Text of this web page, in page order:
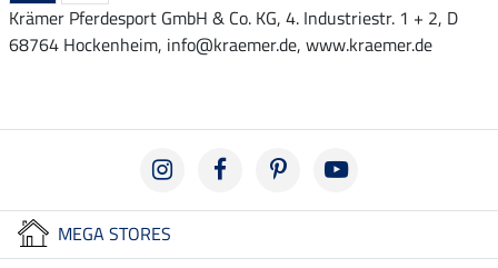
Krämer Pferdesport GmbH & Co. KG, 4. Industriestr. 1 + 2, D
68764 Hockenheim, info@kraemer.de, www.kraemer.de
MEGA STORES